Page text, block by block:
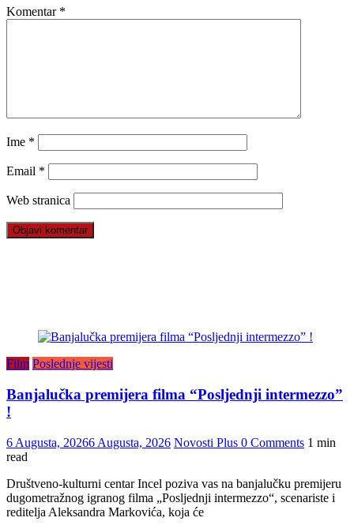
Komentar *
Ime *
Email *
Web stranica
Film Poslednje vijesti
Banjalučka premijera filma “Posljednji intermezzo”
!
6 Augusta, 20266 Augusta, 2026 Novosti Plus 0 Comments 1 min
read
Društveno-kulturni centar Incel poziva vas na banjalučku premijeru
dugometražnog igranog filma „Posljednji intermezzo“, scenariste i
reditelja Aleksandra Markovića, koja će